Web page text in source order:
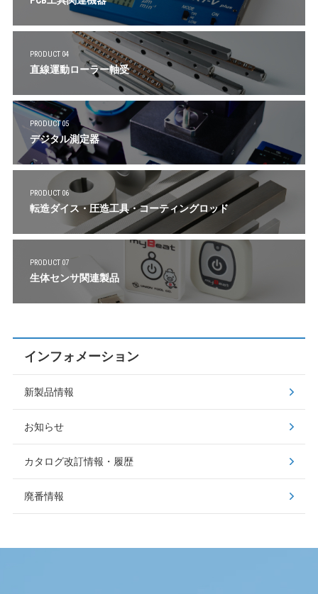
PRODUCT 04
直線運動ローラー軸受
PRODUCT 05
デジタル測定器
PRODUCT 06
転造ダイス・圧造工具・コーティングロッド
PRODUCT 07
生体センサ関連製品
インフォメーション
新製品情報
お知らせ
カタログ改訂情報・履歴
廃番情報